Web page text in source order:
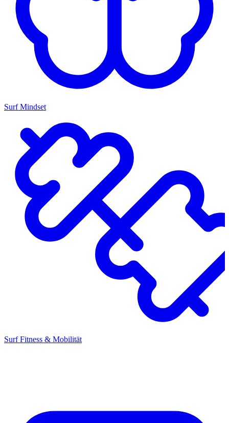
Surf Mindset
Surf Fitness & Mobilität